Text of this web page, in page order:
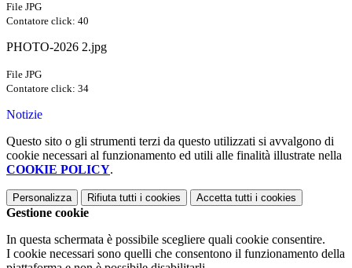
File JPG
Contatore click: 40
PHOTO-2026 2.jpg
File JPG
Contatore click: 34
Notizie
Questo sito o gli strumenti terzi da questo utilizzati si avvalgono di
cookie necessari al funzionamento ed utili alle finalità illustrate nella
COOKIE POLICY.
Personalizza Rifiuta tutti i cookies Accetta tutti i cookies
Gestione cookie
In questa schermata è possibile scegliere quali cookie consentire.
I cookie necessari sono quelli che consentono il funzionamento della